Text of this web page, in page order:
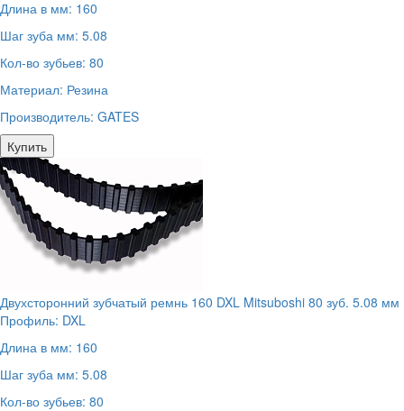
Длина в мм: 160
Шаг зуба мм: 5.08
Кол-во зубьев: 80
Материал: Резина
Производитель: GATES
Купить
Двухсторонний зубчатый ремнь 160 DXL Mitsuboshi 80 зуб. 5.08 мм
Профиль: DXL
Длина в мм: 160
Шаг зуба мм: 5.08
Кол-во зубьев: 80